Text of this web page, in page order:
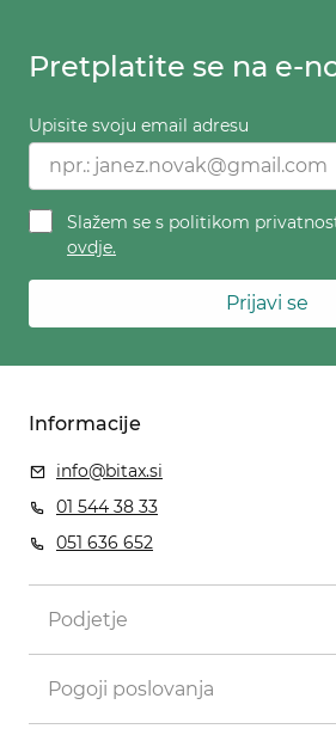
Pretplatite se na e-
Upisite svoju email adresu
Slažem se s politikom
ovdje.
Prijavi se
Informacije
info@bitax.si
01 544 38 33
051 636 652
Podjetje
Pogoji poslovanja